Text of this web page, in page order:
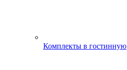
Комплекты в гостинную